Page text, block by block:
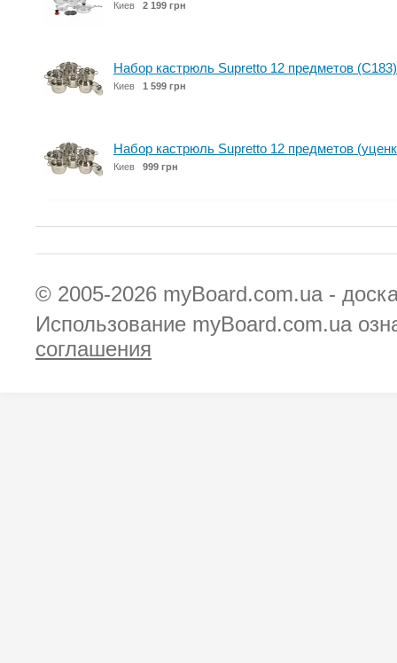
Киев 2 199 грн
Набор кастрюль Supretto 12 предметов (C183)
Киев 1 599 грн
Набор кастрюль Supretto 12 предметов
Киев 999 грн
© 2005-2026 myBoard.com.ua -
Использование myBoard.com.ua
соглашения